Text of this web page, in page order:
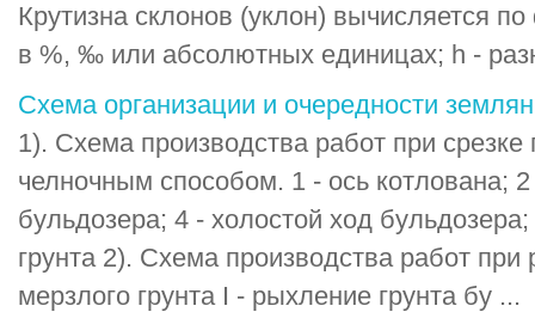
Крутизна склонов (уклон) вычисляется
в %, ‰ или абсолютных единицах; h -
Схема организации и очередности
1). Схема производства работ при срезке
челночным способом. 1 - ось котлована;
бульдозера; 4 - холостой ход
грунта 2). Схема производства работ
мерзлого грунта I - рыхление грунта бу ...